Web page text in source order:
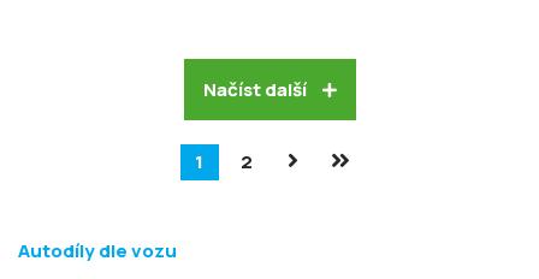
Načíst další
1 2
Autodíly dle vozu